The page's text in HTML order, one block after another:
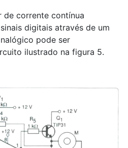
de corrente contínua
digitais através de um
pode ser
ilustrado na figura 5.